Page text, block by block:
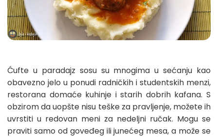
Ćufte u paradajz sosu su mnogima u sećanju kao
obavezno jelo u ponudi radničkih i studentskih menzi,
restorana domaće kuhinje i starih dobrih kafana. S
obzirom da uopšte nisu teške za pravljenje, možete ih
uvrstiti u redovan meni za nedeljni ručak. Mogu se
praviti samo od goveđeg ili junećeg mesa, a može se